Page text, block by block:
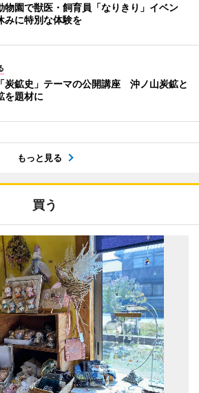
物園で獣医・飼育員「なりきり」イベン
に特別な体験を
炭鉱史」テーマの公開講座 沖ノ山炭鉱と
を題材に
もっと見る
買う